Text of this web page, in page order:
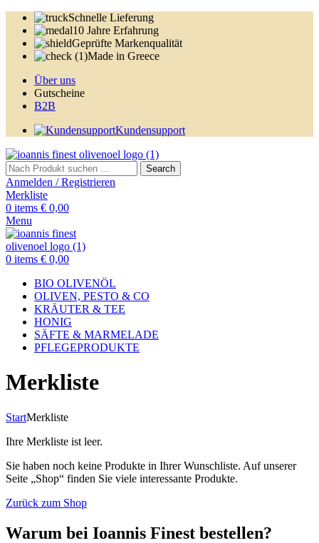
Schnelle Lieferung
10 Jahre Erfahrung
Geprüfte Markenqualität
Made in Greece
Über uns
Gutscheine
B2B
Kundensupport
Search
Anmelden / Registrieren
Merkliste
0 items € 0,00
Menu
0 items € 0,00
BIO OLIVENÖL
OLIVEN, PESTO & CO
KRÄUTER & TEE
HONIG
SÄFTE & MARMELADE
PFLEGEPRODUKTE
Merkliste
StartMerkliste
Ihre Merkliste ist leer.
Sie haben noch keine Produkte in Ihrer Wunschliste. Auf unserer
Seite „Shop“ finden Sie viele interessante Produkte.
Zurück zum Shop
Warum bei Ioannis Finest bestellen?